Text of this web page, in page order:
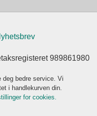
989861980
bedre service. Vi
i handlekurven din.
for cookies.